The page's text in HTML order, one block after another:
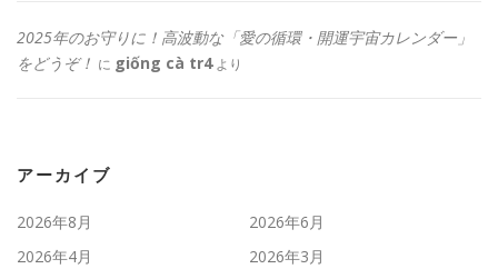
2025年のお守りに！高波動な「愛の循環・開運宇宙カレンダー」
をどうぞ！ に giống cà tr4より
アーカイブ
2026年8月
2026年6月
2026年4月
2026年3月